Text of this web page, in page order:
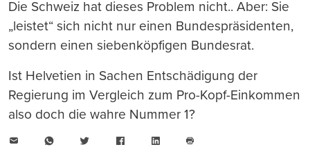
Die Schweiz hat dieses Problem nicht.. Aber: Sie
„leistet“ sich nicht nur einen Bundespräsidenten,
sondern einen siebenköpfigen Bundesrat.
Ist Helvetien in Sachen Entschädigung der
Regierung im Vergleich zum Pro-Kopf-Einkommen
also doch die wahre Nummer 1?
WhatsAppTwitter FacebookLinkedIn